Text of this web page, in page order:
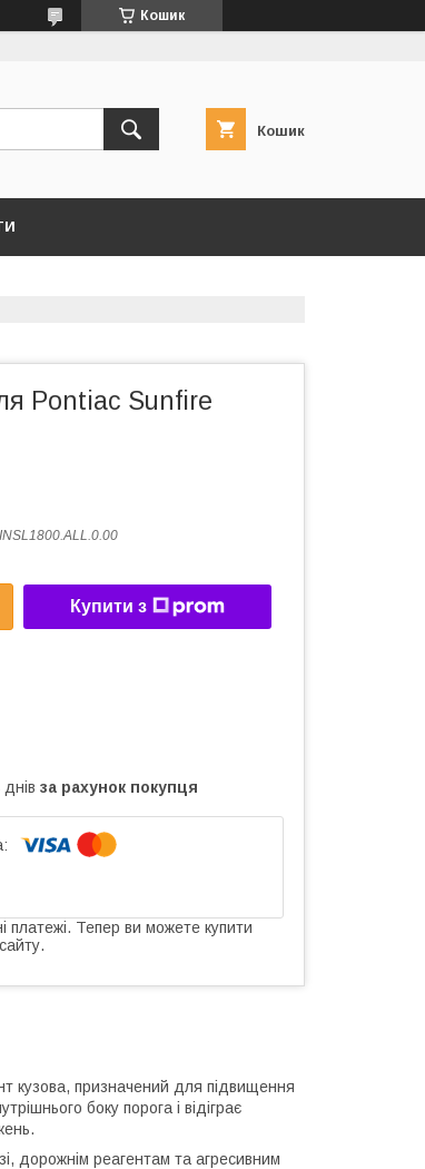
Кошик
Кошик
Pontiac Sunfire
Купити з
за рахунок покупця
платежі. Тепер ви можете купити
кузова, призначений для підвищення
боку порога і відіграє
дорожнім реагентам та агресивним